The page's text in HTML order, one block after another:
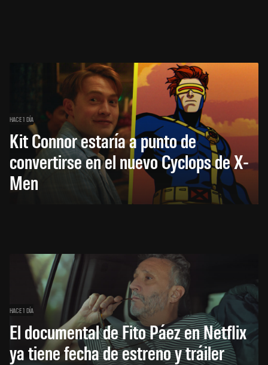
HACE 1 DÍA
Kit Connor estaría a punto de
convertirse en el nuevo Cyclops de X-
Men
HACE 1 DÍA
El documental de Fito Páez en Netflix
ya tiene fecha de estreno y tráiler